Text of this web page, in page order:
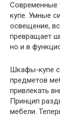
Современные
купе. Умные
освещение,
превращает
но и в
Шкафы-купе
предметов
привлекать
Принцип
мебели.